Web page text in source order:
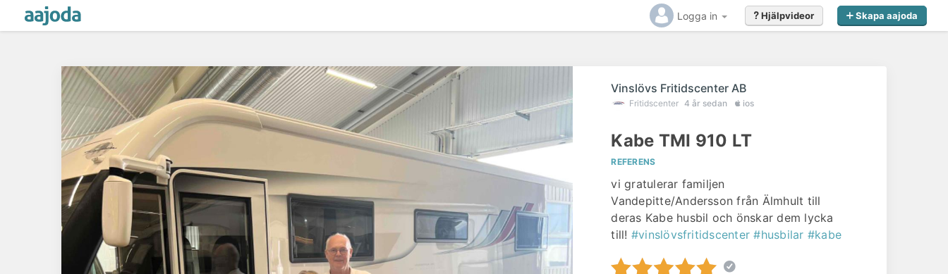
Logga in Skapa aajoda
Hjälpvideor
Vinslövs Fritidscenter AB
Fritidscenter 4 år sedan ios
Kabe TMI 910 LT
REFERENS
vi gratulerar familjen
Vandepitte/Andersson från Älmhult till
deras Kabe husbil och önskar dem lycka
till! #vinslövsfritidscenter #husbilar #kabe